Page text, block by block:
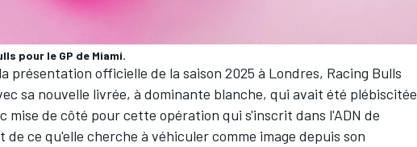
pour le GP de Miami.
présentation officielle de la saison 2025 à Londres, Racing Bulls
sa nouvelle livrée, à dominante blanche, qui avait été plébiscitée
mise de côté pour cette opération qui s'inscrit dans l'ADN de
ce qu'elle cherche à véhiculer comme image depuis son